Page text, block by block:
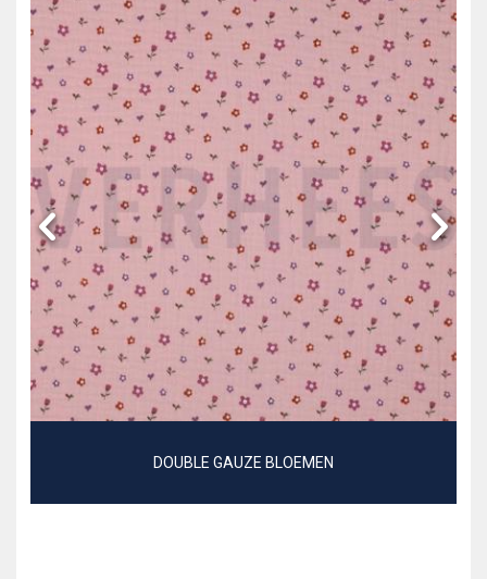
DOUBLE GAUZE BLOEMEN